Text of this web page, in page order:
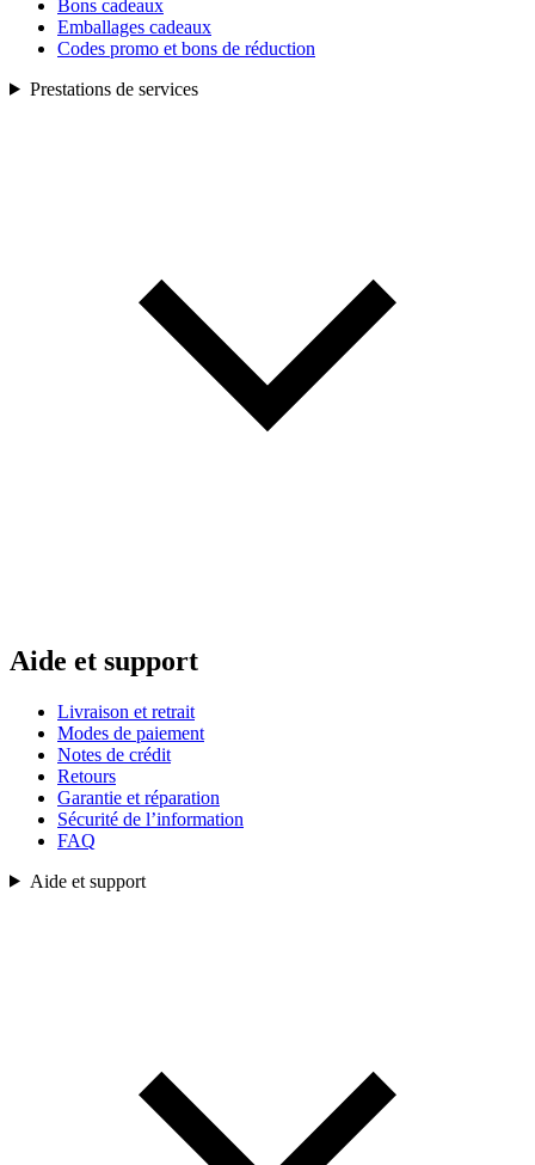
Bons cadeaux
Emballages cadeaux
Codes promo et bons de réduction
Prestations de services
Aide et support
Livraison et retrait
Modes de paiement
Notes de crédit
Retours
Garantie et réparation
Sécurité de l’information
FAQ
Aide et support